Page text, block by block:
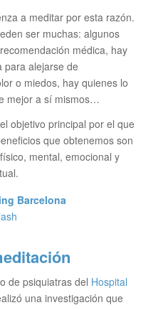
a meditar por esta razón.
ser muchas: algunos
médica, hay
para alejarse de
o miedos, hay quienes lo
mejor a sí mismos…
objetivo principal por el que
que obtenemos son
mental, emocional y
de psiquiatras del Hospital
una investigación que